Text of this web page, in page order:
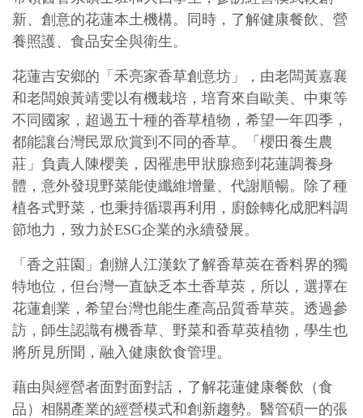
新、創意的花蓮本土機構。同時，了解健康餐飲、營
養照護、食品安全與衛生。
花蓮吉安鄉的「禾亮家香草創意坊」，由老闆黃嘉襄
和老闆娘黃靖雯以有機栽培，培育來自歐美、中東等
不同國家，超過五十種的香草植物，希望一年四季，
都能讓台灣民眾欣賞到不同的香草。「櫻田養生農
莊」負責人陳櫻美，因罹患甲狀腺癌到花蓮調養身
體，意外發現野菜能使纖維增量、代謝順暢。除了種
植各式野菜，也秉持循環再利用，廚餘轉化成肥料調
節地力，致力於ESG企業的永續發展。
「香之莊園」創辦人江漢欽了解香草莢在香料界的獨
特地位，但台灣一直缺乏本土香草莢，所以，選擇在
花蓮創業，希望台灣也能生產高品質香草莢。透過參
訪，師生認識有機香草、野菜和香草莢植物，學生也
將所見所聞，融入健康飲食管理。
藉由與經營者面對面對話，了解花蓮健康餐飲（食
品）相關產業的經營模式和創新趨勢。醫管碩一的張